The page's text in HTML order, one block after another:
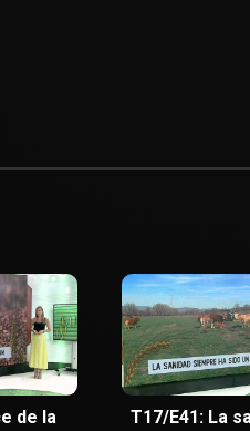
de la T17/E41: La